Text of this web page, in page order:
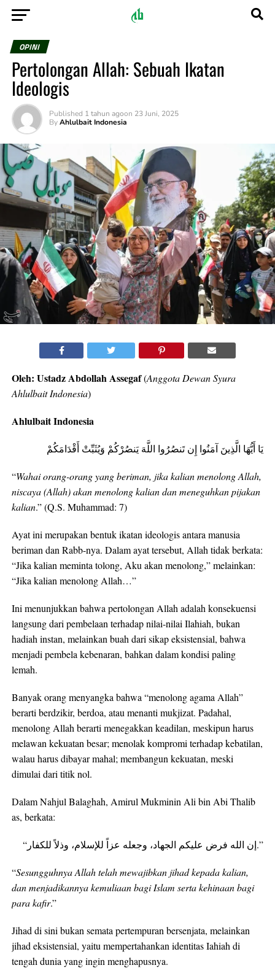
OPINI
Pertolongan Allah: Sebuah Ikatan
Ideologis
Published 1 tahun agoon 23 Juni, 2025
By Ahlulbait Indonesia
Oleh: Ustadz Abdollah Assegaf(Anggota Dewan Syura
Ahlulbait Indonesia)
Ahlulbait Indonesia
يَا أَيُّهَا الَّذِينَ آمَنُوا إِن تَنصُرُوا اللَّهَ يَنصُرْكُمْ وَيُثَبِّتْ أَقْدَامَكُمْ
“Wahai orang-orang yang beriman, jika kalian menolong Allah,
niscaya (Allah) akan menolong kalian dan meneguhkan pijakan
kalian.” (Q.S. Muhammad: 7)
Ayat ini merupakan bentuk ikatan ideologis antara manusia
beriman dan Rabb-nya. Dalam ayat tersebut, Allah tidak berkata:
“Jika kalian meminta tolong, Aku akan menolong,” melainkan:
“Jika kalian menolong Allah…”
Ini menunjukkan bahwa pertolongan Allah adalah konsekuensi
langsung dari pembelaan terhadap nilai-nilai Ilahiah, bukan
hadiah instan, melainkan buah dari sikap eksistensial, bahwa
menjadi pembela kebenaran, bahkan dalam kondisi paling
lemah.
Banyak orang menyangka bahwa “menolong agama Allah”
berarti berdzikir, berdoa, atau menanti mukjizat. Padahal,
menolong Allah berarti menegakkan keadilan, meskipun harus
melawan kekuatan besar; menolak kompromi terhadap kebatilan,
walau harus dibayar mahal; membangun kekuatan, meski
dimulai dari titik nol.
Dalam Nahjul Balaghah, Amirul Mukminin Ali bin Abi Thalib
as, berkata:
“إن الله فرض عليكم الجهاد، وجعله عزاً للإسلام، وذلاً للكفار.”
“Sesungguhnya Allah telah mewajibkan jihad kepada kalian,
dan menjadikannya kemuliaan bagi Islam serta kehinaan bagi
para kafir.”
Jihad di sini bukan semata pertempuran bersenjata, melainkan
jihad eksistensial, yaitu mempertahankan identitas Iahiah di
tengah dunia yang ingin menghapusnya.